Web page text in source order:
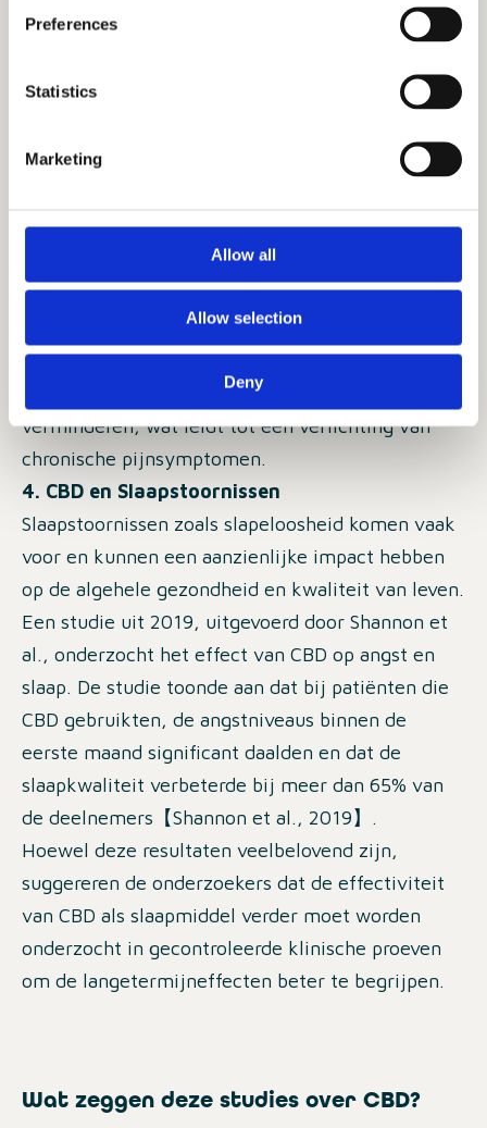
Preferences
Statistics
Marketing
Allow all
Allow selection
Deny
Medicinetoonde aan dat CBD
heeft door de activiteit van endocannabinoïden
beïnvloeden (Zhang et al., 2017)【Zhang et al.,
Bovendien blijkt CBD bijzonder effectief te zijn
bij de behandeling van neuropathische pijn, een
moeilijk te behandelen type chronische pijn
veroorzaakt door schade aan de zenuwen. De
studies suggereren dat CBD kan helpen
pijnsignalen te blokkeren en ontstekingen te
verminderen, wat leidt tot een verlichting van
chronische pijnsymptomen.
4. CBD en Slaapstoornissen
Slaapstoornissen zoals slapeloosheid komen vaak
voor en kunnen een aanzienlijke impact hebben
op de algehele gezondheid en kwaliteit van leven.
Een studie uit 2019, uitgevoerd door Shannon et
al., onderzocht het effect van CBD op angst en
slaap. De studie toonde aan dat bij patiënten die
CBD gebruikten, de angstniveaus binnen de
eerste maand significant daalden en dat de
slaapkwaliteit verbeterde bij meer dan 65% van
de deelnemers【Shannon et al., 2019】.
Hoewel deze resultaten veelbelovend zijn,
suggereren de onderzoekers dat de effectiviteit
van CBD als slaapmiddel verder moet worden
onderzocht in gecontroleerde klinische proeven
om de langetermijneffecten beter te begrijpen.
Wat zeggen deze studies over CBD?